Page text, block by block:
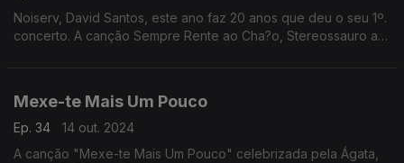
Noiserv, David Santos, este ano faz 20 anos que deu o seu 1º.
concerto. A canção Sempre Rente ao Cha?o, Stereossauro a
Mexe-te Mais Um Pouco
Ep. 34
14 out. 2024
A canção "Mexe-te Mais Um Pouco" celebrizada pela Ágata,